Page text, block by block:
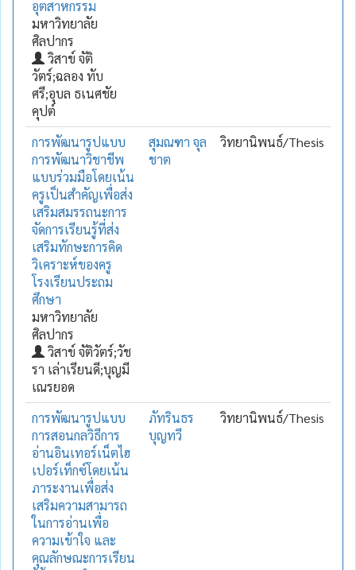
อุตสาหกรรม
มหาวิทยาลัย
ศิลปากร
วิสาข์ จัติ
วัตร์;ฉลอง ทับ
ศรี;อุบล ธเนศชัย
คุปต์
การพัฒนารูปแบบ
การพัฒนาวิชาชีพ
แบบร่วมมือโดยเน้น
ครูเป็นสำคัญเพื่อส่ง
เสริมสมรรถนะการ
จัดการเรียนรู้ที่ส่ง
เสริมทักษะการคิด
วิเคราะห์ของครู
โรงเรียนประถม
ศึกษา
มหาวิทยาลัย
ศิลปากร
วิสาข์ จัติวัตร์;วัช
รา เล่าเรียนดี;บุญมี
เณรยอด
สุมณฑา จุล
ชาต
วิทยานิพนธ์/Thesis
การพัฒนารูปแบบ
การสอนกลวิธีการ
อ่านอินเทอร์เน็ตไฮ
เปอร์เท็กซ์โดยเน้น
ภาระงานเพื่อส่ง
เสริมความสามารถ
ในการอ่านเพื่อ
ความเข้าใจ และ
คุณลักษณะการเรียน
ภัทรินธร
บุญทวี
วิทยานิพนธ์/Thesis